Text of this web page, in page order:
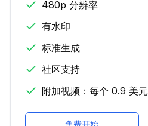
480p 分辨率
有水印
标准生成
社区支持
附加视频：每个 0.9 美元
免费开始